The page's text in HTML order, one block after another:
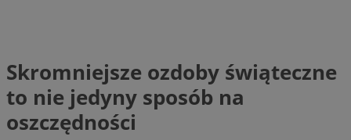
Skromniejsze ozdoby świąteczne
to nie jedyny sposób na
oszczędności